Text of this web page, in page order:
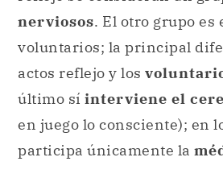
nerviosos. El otro grupo es
voluntarios; la principal
actos reflejo y los
último sí interviene el
en juego lo consciente); en
participa únicamente la